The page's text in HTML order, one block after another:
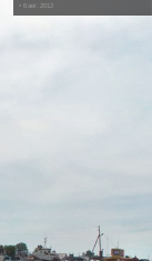
• 6 авг. 2012